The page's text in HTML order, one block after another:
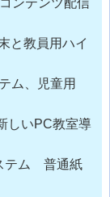
ンテンツ配信
と教員用ハイ
ム、児童用
しいPC教室導
テム 普通紙